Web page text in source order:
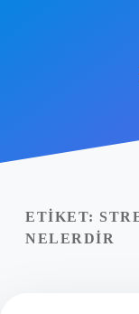
Yasal Uyarı
ETIKET:
NELERDIR